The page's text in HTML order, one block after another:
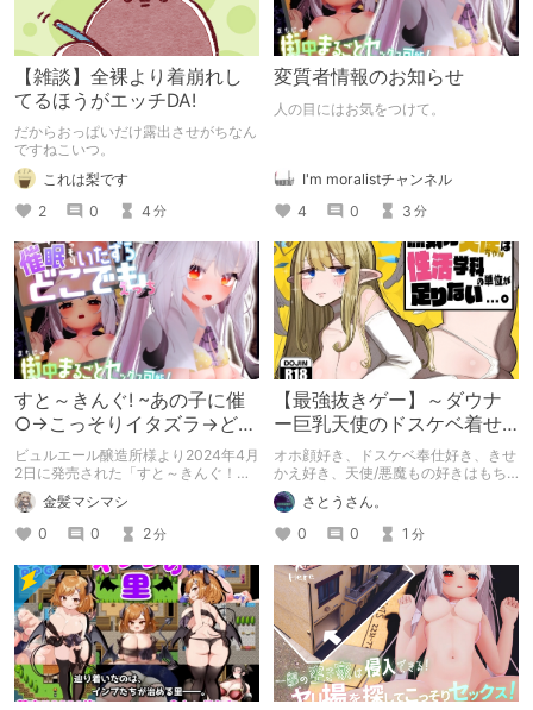
【雑談】全裸より着崩れし
てるほうがエッチDA!
だからおっぱいだけ露出させがちなん
ですねこいつ。
これは梨です
2
0 4 分
変質者情報のお知らせ
人の目にはお気をつけて。
I'm moralistチャンネル
4
0 3 分
すと～きんぐ! ~あの子に催
○→こっそりイタズラ→どこ
でもえっち~
ビュルエール醸造所様より2024年4月
2日に発売された「すと～きんぐ！」
の紹介記事です。
金髪マシマシ
0
0 2分
【最強抜きゲー】～ダウナ
ー巨乳天使のドスケベ着せ
替え奉仕がヤバい～
オホ顔好き、ドスケベ奉仕好き、きせ
かえ好き、天使/悪魔もの好きはもち
ろん、「ちょっとマニアックなのもい
ける」人なら絶対飛べます。実質無料
レベルのコスパで、着せ替えいじりだ
けでも十分元取れます。 プレイ時
間：約6時間（回想全開放込み） おす
すめ度：95点（欲を言えば露出時の
周囲反応とかもっと欲しかったけど、
ほぼ完璧）
さとうさん。
0
0 1 分